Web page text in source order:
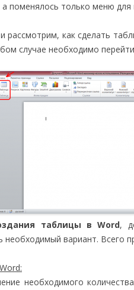
поменялось только меню для
рассмотрим, как сделать
случае необходимо
таблицы в Word,
вариант. Всего
необходимого